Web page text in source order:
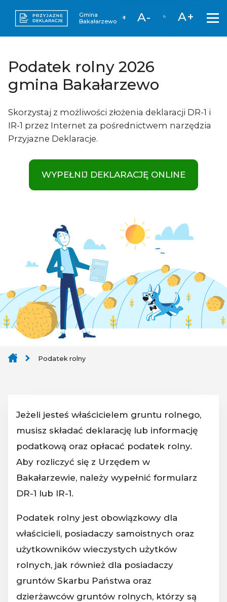
Gmina
Bakałarzewo
A- A+
Podatek rolny 2026
gmina Bakałarzewo
Skorzystaj z możliwości złożenia deklaracji DR-1 i
IR-1 przez Internet za pośrednictwem narzędzia
Przyjazne Deklaracje.
WYPEŁNIJ DEKLARACJĘ ONLINE
Podatek rolny
Jeżeli jesteś właścicielem gruntu rolnego,
musisz składać deklarację lub informację
podatkową oraz opłacać podatek rolny.
Aby rozliczyć się z Urzędem w
Bakałarzewie, należy wypełnić formularz
DR-1 lub IR-1.
Podatek rolny jest obowiązkowy dla
właścicieli, posiadaczy samoistnych oraz
użytkowników wieczystych użytków
rolnych, jak również dla posiadaczy
gruntów Skarbu Państwa oraz
dzierżawców gruntów rolnych, którzy są